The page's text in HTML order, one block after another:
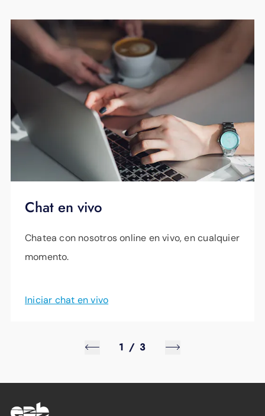
Chat en vivo
Chatea con nosotros online en vivo, en cualquier
momento.
Iniciar chat en vivo
1 / 3